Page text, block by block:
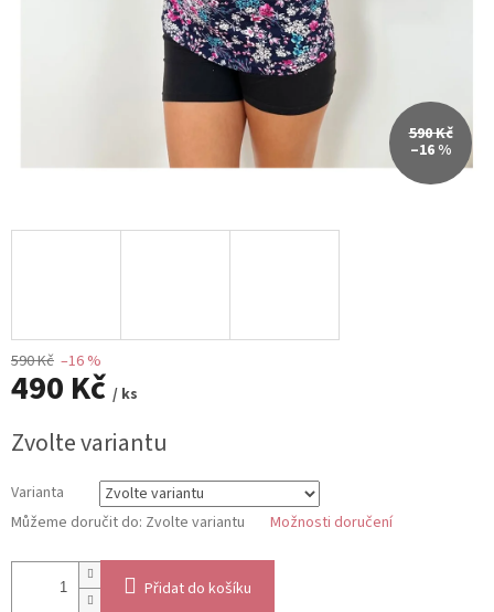
590 Kč
–16 %
590 Kč –16 %
490 Kč / ks
cena:
Zvolte variantu
Varianta
Můžeme doručit do: Zvolte variantu Možnosti doručení
Přidat do košíku